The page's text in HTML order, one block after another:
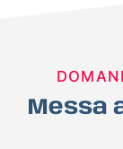
Messa